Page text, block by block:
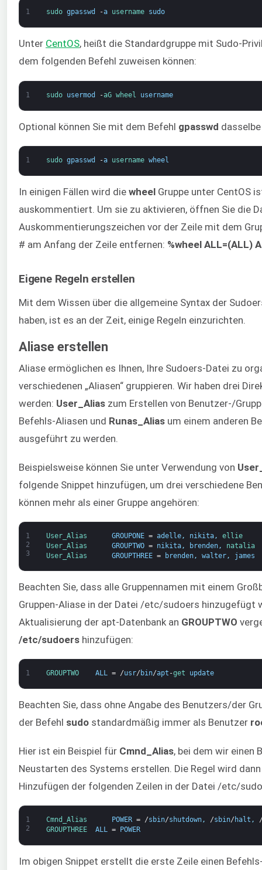
1 sudo gpasswd -a username sudo
Unter CentOS, heißt die Standardgruppe mit Sudo-
dem folgenden Befehl zuweisen können:
1 sudo usermod -aG wheel username
Optional können Sie mit dem Befehl gpasswd
1 sudo gpasswd -a username wheel
In einigen Fällen wird die wheel Gruppe unter CentOS
auskommentiert. Um sie zu aktivieren, öffnen Sie die
Auskommentierungszeichen vor der Zeile mit dem
# am Anfang der Zeile entfernen: %wheel ALL=(ALL)
Eigene Regeln erstellen
Mit dem Wissen über die allgemeine Syntax der
haben, ist es an der Zeit, einige Regeln einzurichten.
Aliase erstellen
Aliase ermöglichen es Ihnen, Ihre Sudoers-Datei zu
verschiedenen „Aliasen“ gruppieren. Wir haben drei
werden: User_Alias zum Erstellen von Benutzer-/
Befehls-Aliasen und Runas_Alias um einem anderen
ausgeführt zu werden.
Beispielsweise können Sie unter Verwendung von
folgende Snippet hinzufügen, um drei verschiedene
können mehr als einer Gruppe angehören:
1
2
3
User_Alias GROUPONE = adelle, nikita,
ellie
User_Alias GROUPTWO = nikita, brenden,
natalia
User_Alias GROUPTHREE = brenden, walter, james
Beachten Sie, dass alle Gruppennamen mit einem
Gruppen-Aliase in der Datei /etc/sudoers hinzugefügt
Aktualisierung der apt-Datenbank an GROUPTWO
/etc/sudoers hinzufügen:
1 GROUPTWO ALL = /usr/ bin/apt -get update
Beachten Sie, dass ohne Angabe des Benutzers/der
der Befehl sudo standardmäßig immer als Benutzer
Hier ist ein Beispiel für Cmnd_Alias, bei dem wir einen
Neustarten des Systems erstellen. Die Regel wird
Hinzufügen der folgenden Zeilen in der Datei /etc/
1
2
Cmnd_Alias POWER = /sbin/shutdown, /sbin/ halt ,
GROUPTHREE ALL = POWER
Im obigen Snippet erstellt die erste Zeile einen